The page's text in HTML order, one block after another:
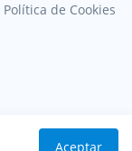
Política de Cookies
Aceptar